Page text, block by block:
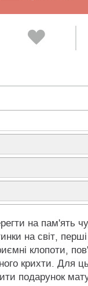
на пам'ять
на світ, перші
клопоти,
крихти. Для
подарунок